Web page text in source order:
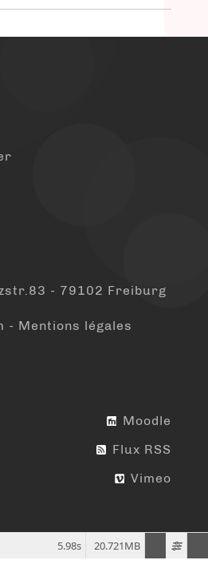
- 79102 Freiburg
- Mentions légales
Moodle
Flux RSS
Vimeo
20.721MB
5.98s